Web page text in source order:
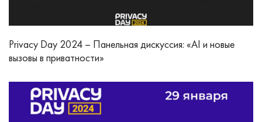
Privacy Day 2024 – Панельная дискуссия: «AI и новые
вызовы в приватности»